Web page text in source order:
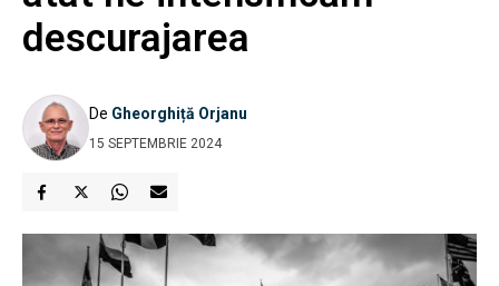
descurajarea
De Gheorghiță Orjanu
15 SEPTEMBRIE 2024